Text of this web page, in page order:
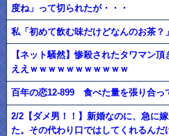
度ね」って切られたが・・・
私「初めて飲む味だけどなんのお茶？
【ネット騒然】惨殺されたタワマン
ええｗｗｗｗｗｗｗｗｗｗｗ
百年の恋12-899 食べた量を張り合っ
2/2【ダメ男！！】新婚なのに、急に
た。その代わり口ではしてくれるん